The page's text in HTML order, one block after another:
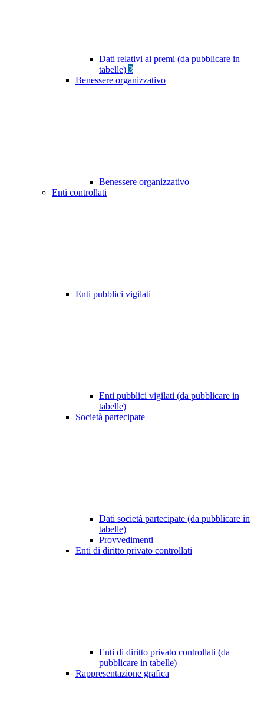
Dati relativi ai premi (da pubblicare in
tabelle) 3
Benessere organizzativo
Benessere organizzativo
Enti controllati
Enti pubblici vigilati
Enti pubblici vigilati (da pubblicare in
tabelle)
Società partecipate
Dati società partecipate (da pubblicare in
tabelle)
Provvedimenti
Enti di diritto privato controllati
Enti di diritto privato controllati (da
pubblicare in tabelle)
Rappresentazione grafica